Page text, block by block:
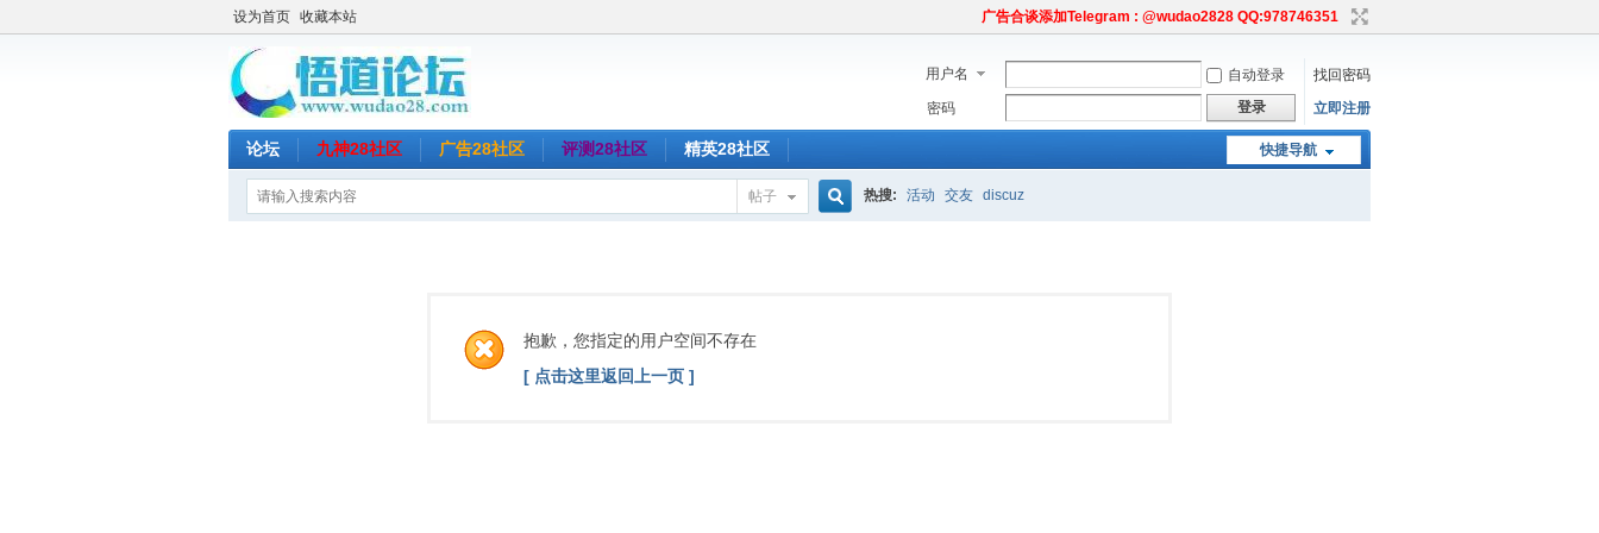
设为首页 收藏本站 广告合谈添加Telegram : @wudao2828 QQ:978746351
用户名 自动登录
找回密码
密码
登录 立即注册
快捷导航
论坛 九神28社区 广告28社区 评测28社区 精英28社区
帖子 热搜: 活动 交友 discuz
抱歉，您指定的用户空间不存在
[ 点击这里返回上一页 ]